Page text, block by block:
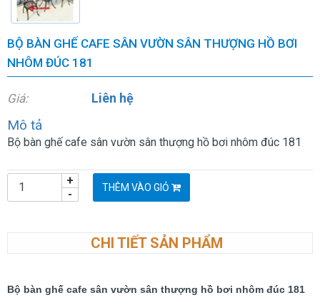
BỘ BÀN GHẾ CAFE SÂN VƯỜN SÂN THƯỢNG HỒ BƠI
NHÔM ĐÚC 181
Giá: Liên hệ
Mô tả
Bộ bàn ghế cafe sân vườn sân thượng hồ bơi nhôm đúc 181
-
+ THÊM VÀO GIỎ
CHI TIẾT SẢN PHẨM
Bộ bàn ghế cafe sân vườn sân thượng hồ bơi nhôm đúc 181